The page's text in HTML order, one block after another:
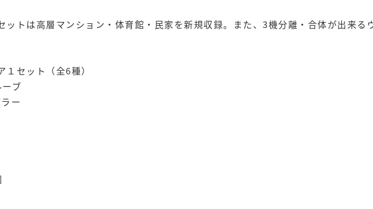
ットは高層マンション・体育館・民家を新規収録。また、3機分離・合体が出来る
セット（全6種）
ブ
ー